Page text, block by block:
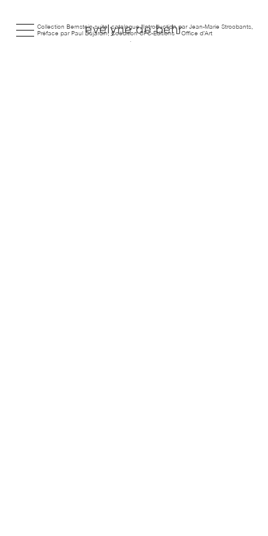
evelyne de behr
Collection Bernstein suite, catalogue, Introduction par Jean-Marie Stroobants,
Préface par Paul Dujardin, Coédition CFC-Éditions – Office d’Art